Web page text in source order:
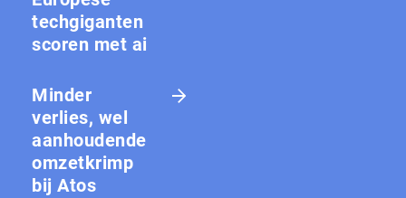
techgiganten
scoren met ai
Minder
verlies, wel
aanhoudende
omzetkrimp
bij Atos